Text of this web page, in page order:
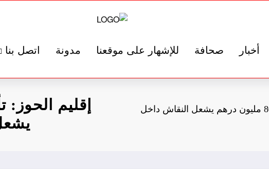
أخبار صحافة للإشهار على موقعنا مدونة اتصل بنا
إقليم الحوز: تأخر مشاريع تفوق 80 مليون درهم يشعل النقاش داخل